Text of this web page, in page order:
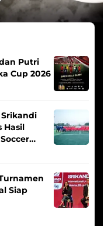
Putri
Cup 2026
Hasil
Siap